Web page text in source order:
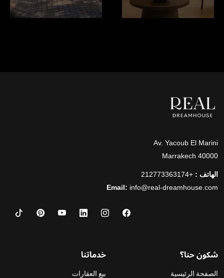
Av. Yacoub El Marini
40000 Marrakech
الهاتف : +212773363174
Email: info@real-dreamhouse.com
شكون حنا؟
الصفحة الرئيسية
خدماتنا
بيع العقارات